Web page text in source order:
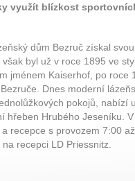
využít blízkost
dům Bezruč získal
byl už v roce 1895 ve
jménem Kaiserhof, po roce
Dnes moderní
pokojů, nabízí
hřeben Hrubého Jeseníku.
recepce s provozem 7:00
recepci LD Priessnitz.